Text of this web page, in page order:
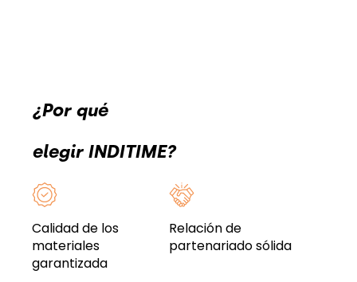
¿Por qué
elegir INDITIME?
Calidad de los
materiales
garantizada
Relación de
partenariado sólida